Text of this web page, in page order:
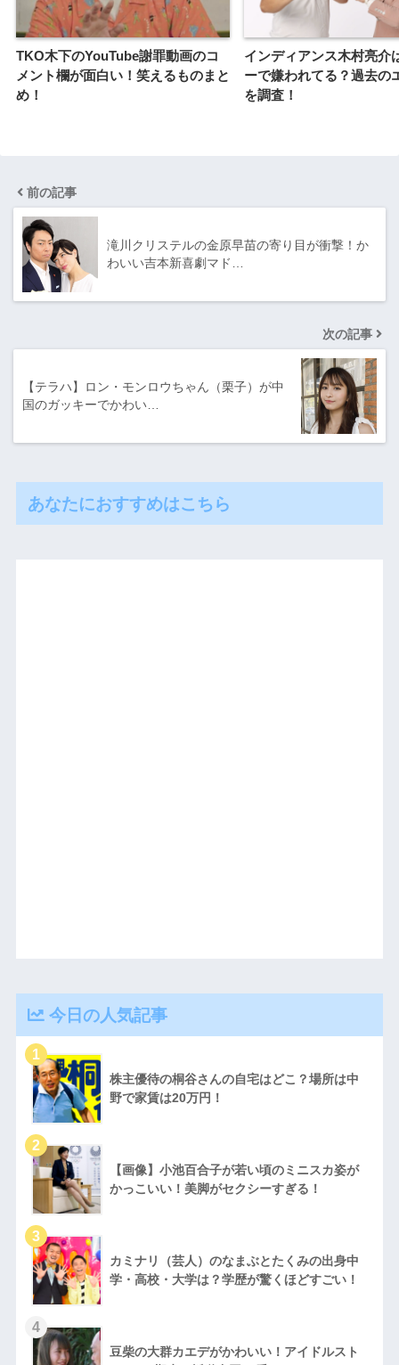
TKO木下のYouTube謝罪動画のコ
メント欄が面白い！笑えるものまと
め！
インディアンス木村亮介
ーで嫌われてる？過去の
を調査！
前の記事
滝川クリステルの金原早苗の寄り目が衝撃！か
わいい吉本新喜劇マド…
次の記事
【テラハ】ロン・モンロウちゃん（栗子）が中
国のガッキーでかわい…
あなたにおすすめはこちら
今日の人気記事
株主優待の桐谷さんの自宅はどこ？場所は中
野で家賃は20万円！
【画像】小池百合子が若い頃のミニスカ姿が
かっこいい！美脚がセクシーすぎる！
カミナリ（芸人）のなまぶとたくみの出身中
学・高校・大学は？学歴が驚くほどすごい！
豆柴の大群カエデがかわいい！アイドルスト